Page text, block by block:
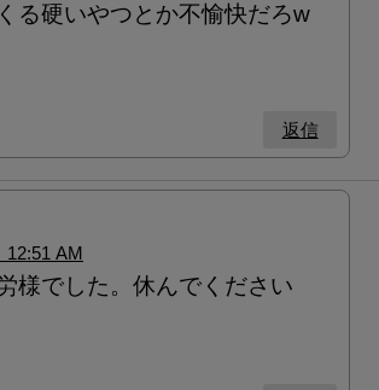
る硬いやつとか不愉快だろw
返信
12:51 AM
様でした。休んでください